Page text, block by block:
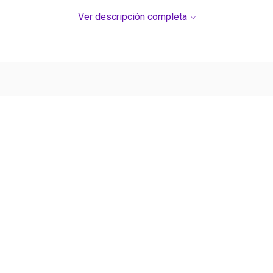
coleccionistas adultosVer descripción completa